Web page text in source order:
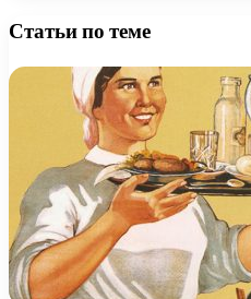
Статьи по теме